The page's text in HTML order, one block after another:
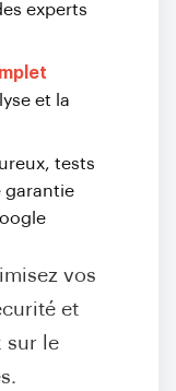
experts
et la
tests
garantie
vos
et
sur le